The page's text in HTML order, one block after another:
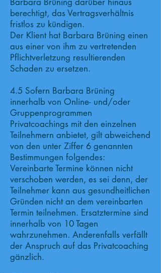
berechtigt, das Vertragsverhältnis
fristlos zu kündigen.
Der Klient hat Barbara Brüning einen
aus einer von ihm zu vertretenden
Pflichtverletzung resultierenden
Schaden zu ersetzen.
4.5 Sofern Barbara Brüning
innerhalb von Online- und/oder
Gruppenprogrammen
Privatcoachings mit den einzelnen
Teilnehmern anbietet, gilt abweichend
von den unter Ziffer 6 genannten
Bestimmungen folgendes:
Vereinbarte Termine können nicht
verschoben werden, es sei denn, der
Teilnehmer kann aus gesundheitlichen
Gründen nicht an dem vereinbarten
Termin teilnehmen. Ersatztermine sind
innerhalb von 10 Tagen
wahrzunehmen. Anderenfalls verfällt
der Anspruch auf das Privatcoaching
gänzlich.